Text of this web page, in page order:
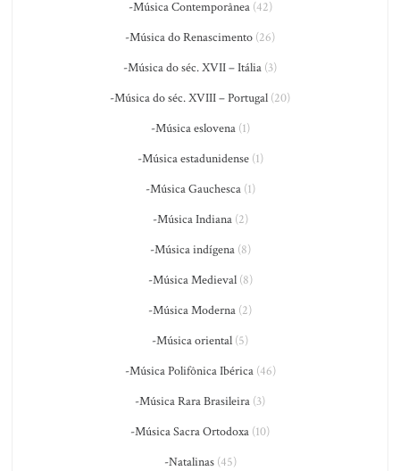
-Música Contemporânea(42)
-Música do Renascimento (26)
-Música do séc. XVII – Itália (3)
-Música do séc. XVIII – Portugal (20)
-Música eslovena(1)
-Música estadunidense(1)
-Música Gauchesca(1)
-Música Indiana(2)
-Música indígena(8)
-Música Medieval(8)
-Música Moderna (2)
-Música oriental (5)
-Música Polifônica Ibérica(46)
-Música Rara Brasileira (3)
-Música Sacra Ortodoxa (10)
-Natalinas(45)